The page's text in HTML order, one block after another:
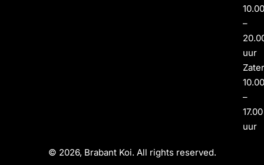
–
uur
–
17.00
uur
© 2026, Brabant Koi. All rights reserved.